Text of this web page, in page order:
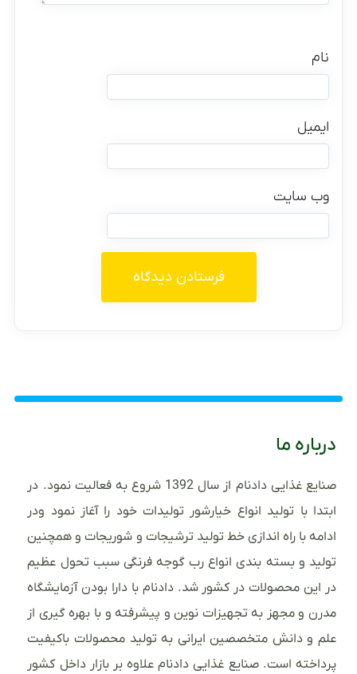
نام
ایمیل
وب‌ سایت
درباره ما
صنایع غذایی دادنام از سال 1392 شروع به فعالیت نمود. در
ابتدا با تولید انواع خیارشور تولیدات خود را آغاز نمود ودر
ادامه با راه اندازی خط تولید ترشیجات و شوریجات و همچنین
تولید و بسته بندی انواع رب گوجه فرنگی سبب تحول عظیم
در این محصولات در کشور شد. دادنام با دارا بودن آزمایشگاه
مدرن و مجهز به تجهیزات نوین و پیشرفته و با بهره گیری از
علم و دانش متخصصین ایرانی به تولید محصولات باکیفیت
پرداخته است. صنایع غذایی دادنام علاوه بر بازار داخل کشور